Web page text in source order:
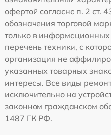
офертой согласно п. 2 ст.
обозначения торговой
только в
перечень техники, с
организация не
указанных товарных
интересы. Все виды
исключительно на
законном гражданском
1487 ГК РФ.